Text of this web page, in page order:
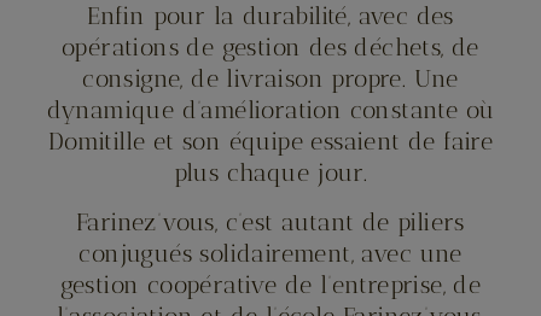
Enfin pour la durabilité, avec des
opérations de gestion des déchets, de
consigne, de livraison propre. Une
dynamique d’amélioration constante où
Domitille et son équipe essaient de faire
plus chaque jour.
Farinez’vous, c’est autant de piliers
conjugués solidairement, avec une
gestion coopérative de l’entreprise, de